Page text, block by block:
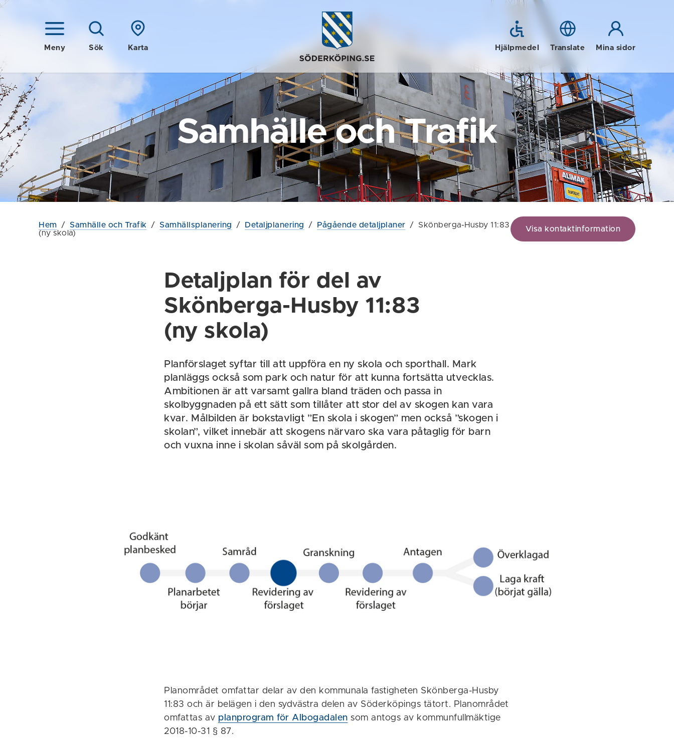
Meny Sök Karta Hjälpmedel Translate Mina sidor
Samhälle och Trafik
Hem / Samhälle och Trafik / Samhällsplanering / Detaljplanering / Pågående detaljplaner /
Skönberga-Husby 11:83
(ny skola)
Visa kontaktinformation
Detaljplan för del av
Skönberga-Husby 11:83
(ny skola)
Planförslaget syftar till att uppföra en ny skola och sporthall. Mark
planläggs också som park och natur för att kunna fortsätta utvecklas.
Ambitionen är att varsamt gallra bland träden och passa in
skolbyggnaden på ett sätt som tillåter att stor del av skogen kan vara
kvar. Målbilden är bokstavligt ”En skola i skogen” men också ”skogen i
skolan”, vilket innebär att skogens närvaro ska vara påtaglig för barn
och vuxna inne i skolan såväl som på skolgården.
Planområdet omfattar delar av den kommunala fastigheten Skönberga-Husby
11:83 och är belägen i den sydvästra delen av Söderköpings tätort. Planområdet
omfattas av planprogram för Albogadalen som antogs av kommunfullmäktige
2018-10-31 § 87.